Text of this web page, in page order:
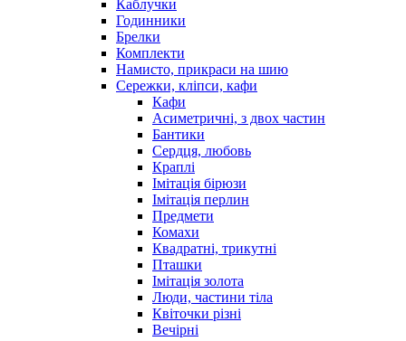
Каблучки
Годинники
Брелки
Комплекти
Намисто, прикраси на шию
Сережки, кліпси, кафи
Кафи
Асиметричні, з двох частин
Бантики
Сердця, любовь
Краплі
Імітація бірюзи
Імітація перлин
Предмети
Комахи
Квадратні, трикутні
Пташки
Імітація золота
Люди, частини тіла
Квіточки різні
Вечірні